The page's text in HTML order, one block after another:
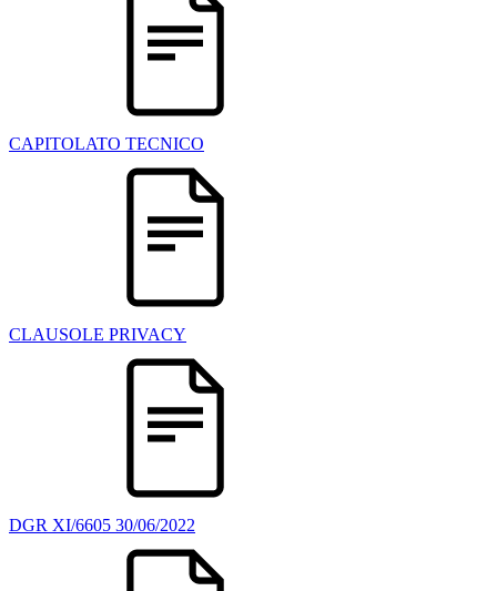
CAPITOLATO TECNICO
CLAUSOLE PRIVACY
DGR XI/6605 30/06/2022